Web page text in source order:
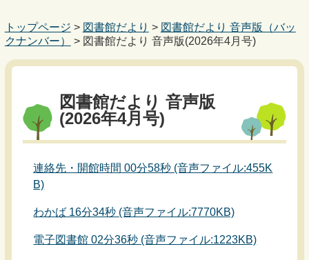
トップページ > 図書館だより > 図書館だより 音声版（バッ
クナンバー）
> 図書館だより 音声版(2026年4月号)
図書館だより 音声版
(2026年4月号)
連絡先・開館時間 00分58秒 (音声ファイル:455K
B)
わかば 16分34秒 (音声ファイル:7770KB)
電子図書館 02分36秒 (音声ファイル:1223KB)